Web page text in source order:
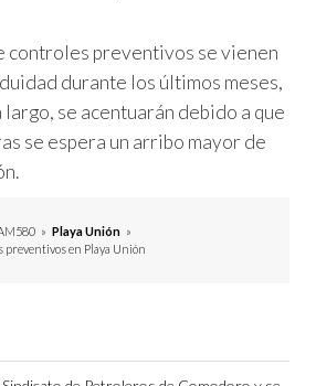
controles preventivos se vienen
durante los últimos meses,
largo, se acentuarán debido a que
se espera un arribo mayor de
» Playa Unión »
en Playa Unión